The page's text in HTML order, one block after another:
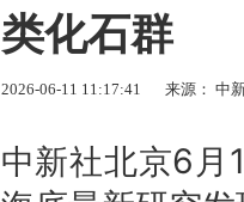
类化石群
2026-06-11 11:17:41 来源： 中
中新社北京6